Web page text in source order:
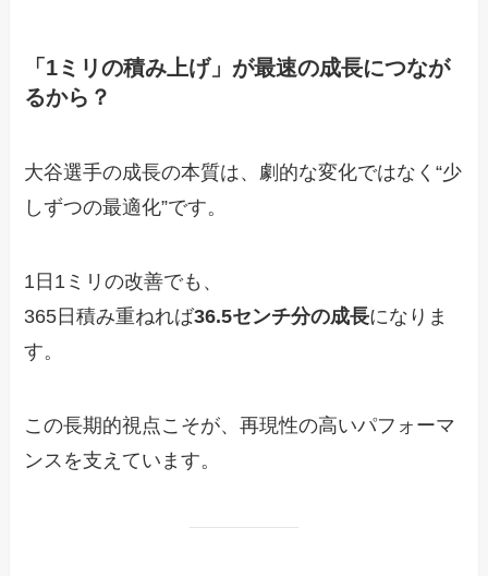
「1ミリの積み上げ」が最速の成長につなが
るから？
大谷選手の成長の本質は、劇的な変化ではなく“少
しずつの最適化”です。
1日1ミリの改善でも、
365日積み重ねれば36.5センチ分の成長になりま
す。
この長期的視点こそが、再現性の高いパフォーマ
ンスを支えています。